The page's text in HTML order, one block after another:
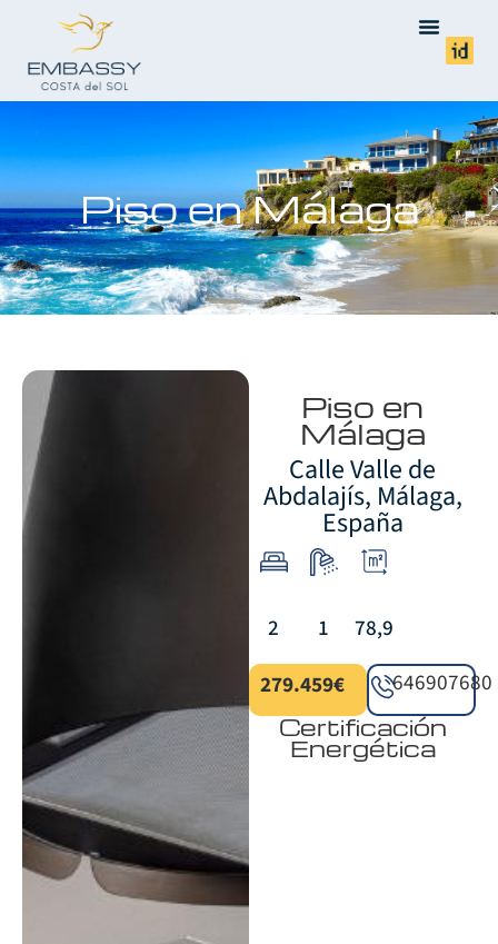
Piso en Málaga
Piso en
Málaga
Calle Valle de
Abdalajís, Málaga,
España
2 1
78,9
279.459€
646907680
Certificación
Energética